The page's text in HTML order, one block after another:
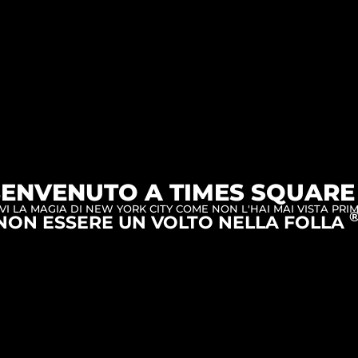
A TIMES SQUARE
LA MAGIA DI NEW YORK CITY COME NON L'HAI MAI VISTA
ESSERE UN VOLTO NELLA FOLLA